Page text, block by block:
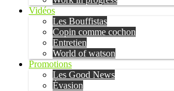
Vidéos
Les Bouffistas
Copin comme cochon
Entretien
World of watson
Promotions
Les Good News
Évasion